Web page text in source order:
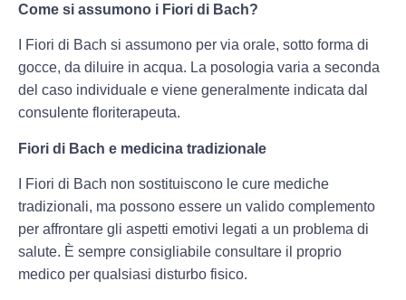
Come si assumono i Fiori di Bach?
I Fiori di Bach si assumono per via orale, sotto forma di
gocce, da diluire in acqua. La posologia varia a seconda
del caso individuale e viene generalmente indicata dal
consulente floriterapeuta.
Fiori di Bach e medicina tradizionale
I Fiori di Bach non sostituiscono le cure mediche
tradizionali, ma possono essere un valido complemento
per affrontare gli aspetti emotivi legati a un problema di
salute. È sempre consigliabile consultare il proprio
medico per qualsiasi disturbo fisico.